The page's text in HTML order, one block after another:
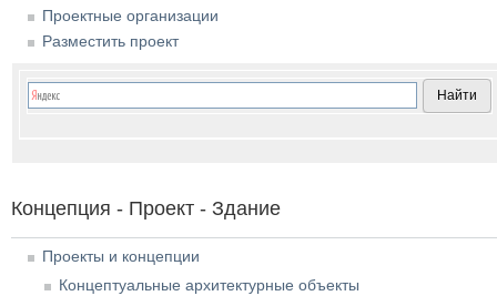
Проектные организации
Разместить проект
Концепция - Проект - Здание
Проекты и концепции
Концептуальные архитектурные объекты